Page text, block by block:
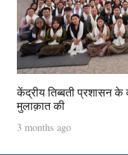
केंद्रीय तिब्बती प्रशासन के
मुलाक़ात की
3 months ago